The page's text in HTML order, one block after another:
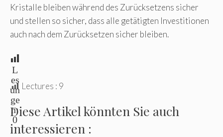
Kristalle bleiben während des Zurücksetzens sicher
und stellen so sicher, dass alle getätigten Investitionen
auch nach dem Zurücksetzen sicher bleiben.
L
es
un
ge
n:
0
Lectures : 9
Diese Artikel könnten Sie auch
interessieren :